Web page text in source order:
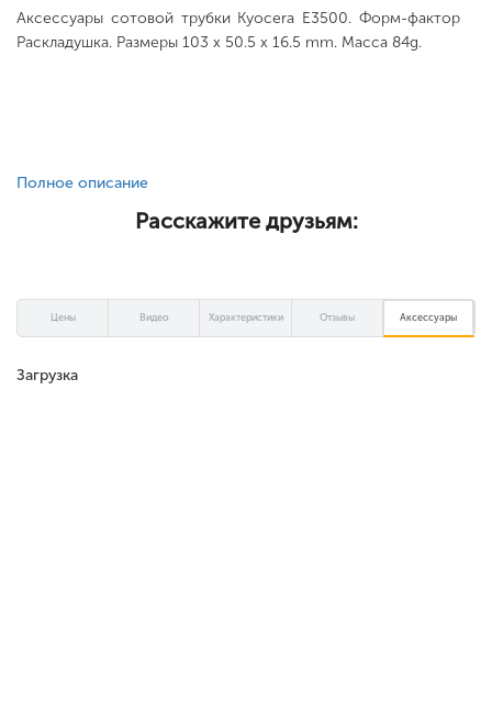
Аксессуары сотовой трубки Kyocera E3500. Форм-фактор
Раскладушка. Размеры 103 x 50.5 x 16.5 mm. Масса 84g.
Полное описание
Расскажите друзьям:
Цены Видео Характеристики Отзывы Аксессуары
Загрузка